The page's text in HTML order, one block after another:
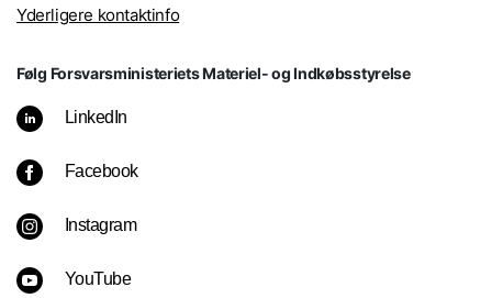
Yderligere kontaktinfo
Følg Forsvarsministeriets Materiel- og Indkøbsstyrelse
LinkedIn
Facebook
Instagram
YouTube